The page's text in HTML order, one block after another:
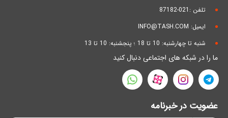
تلفن :021-87182
ایمیل: INFO@TASH.COM
شنبه تا چهارشنبه: 10 تا 18 ؛ پنجشنبه: 10 تا 13
ما را در شبکه های اجتماعی دنبال کنید
عضویت در خبرنامه